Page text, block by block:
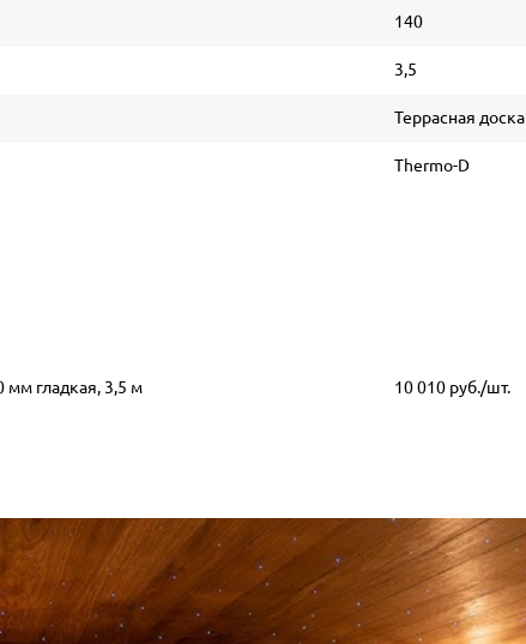
140
3,5
Террасная доска
Thermo-D
мм гладкая, 3,5 м 10 010 руб./шт.